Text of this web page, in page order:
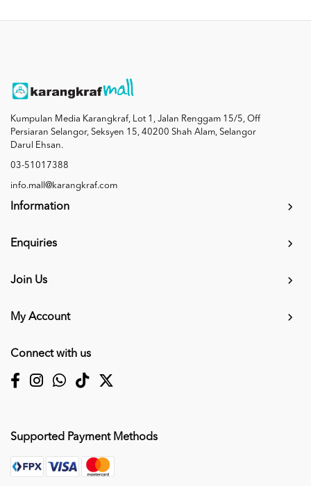
Kumpulan Media Karangkraf, Lot 1, Jalan Renggam 15/5, Off
Persiaran Selangor, Seksyen 15, 40200 Shah Alam, Selangor
Darul Ehsan.
03-51017388
info.mall@karangkraf.com
Information
Enquiries
Join Us
My Account
Connect with us
Supported Payment Methods